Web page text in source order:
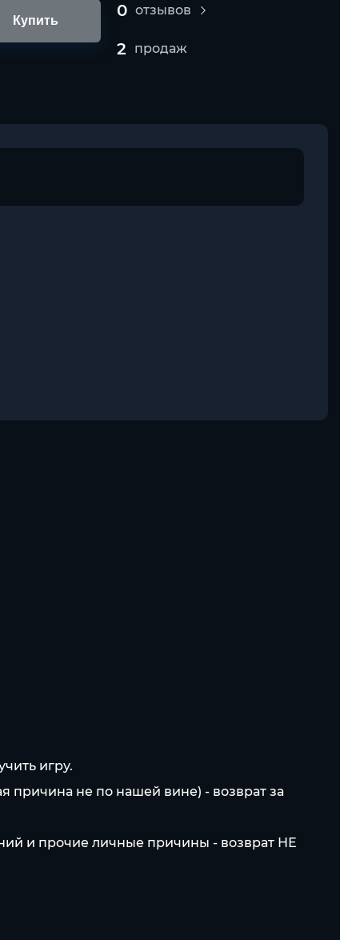
Купить
0 отзывов
2 продаж
игру.
причина не по нашей вине) - возврат за
и прочие личные причины - возврат НЕ